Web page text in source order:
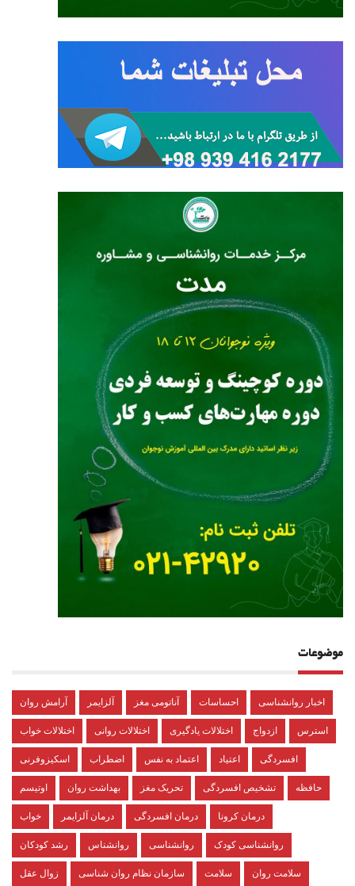
موضوعات
آرامش روان آلزایمر آناتومی مغز احساسات اخبار روانشناسی
اختلالات خواب اختلالات روانی اختلالات یادگیری ازدواج استرس
اسکیزوفرنی اضطراب اعتماد به نفس اعتیاد افسردگی
اوتیسم بهداشت روان تحریک مغز تشخیص افسردگی حافظه
خواب درمان آلزایمر درمان افسردگی درمان کرونا
رشد کودکان روانشناس روانشناسی روانشناسی کودک
زوال عقل سازمان نظام روان شناسی سلامت سلامت روان